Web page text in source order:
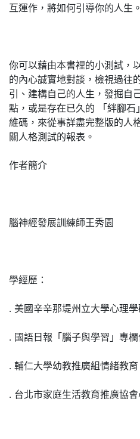
互運作，將如何引導你的人生。
你可以藉由本書裡的小測試，
的內心誠實地對談，檢視過往
引、建構自己的人生，發掘自
點，或是存在已久的 「絆腳
維碼，來從事詳盡完整版的人
關人格測試的報表。
作者簡介
腦神經發展訓練師王秀園
學經歷：
․ 美國辛辛那堤州立大學心理
․ 國語日報「腦子與學習」專
․ 輔仁大學幼教推廣組情緒教
․ 台北市家庭生活教育推廣協